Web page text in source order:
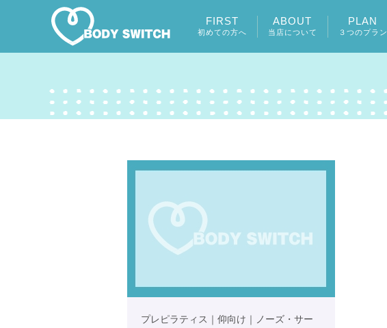
FIRST
初めての方へ
ABOUT
当店について
PLAN
３つのプラン
プレピラティス｜仰向け｜ノーズ・サー